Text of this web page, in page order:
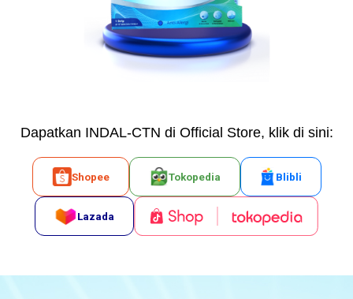
Dapatkan INDAL-CTN di Official Store, klik di sini:
Shopee Tokopedia Blibli
Lazada